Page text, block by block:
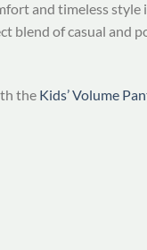
and timeless style
blend of casual and
the Kids’ Volume